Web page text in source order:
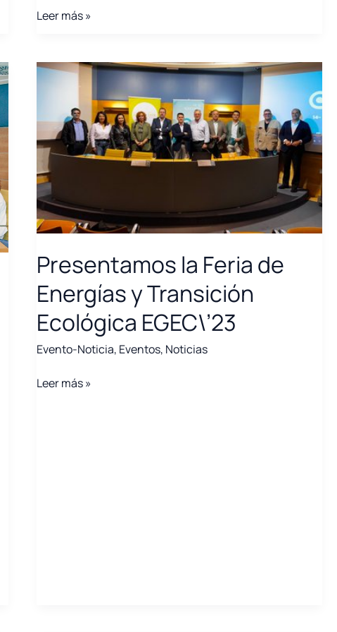
Directiva
de
Eficiencia
Energética
Leer más »
Presentamos la Feria de
Energías y Transición
Ecológica EGEC\’23
Evento-Noticia, Eventos, Noticias
Presentamos
Leer más »